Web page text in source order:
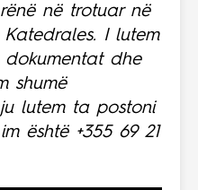
në trotuar në
I lutem
dokumentat dhe
shumë
lutem ta postoni
është +355 69 21